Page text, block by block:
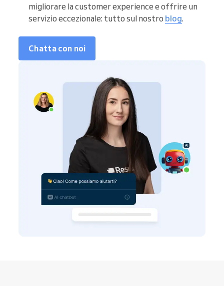
migliorare la customer experience e offrire un
servizio eccezionale: tutto sul nostro blog.
Chatta con noi